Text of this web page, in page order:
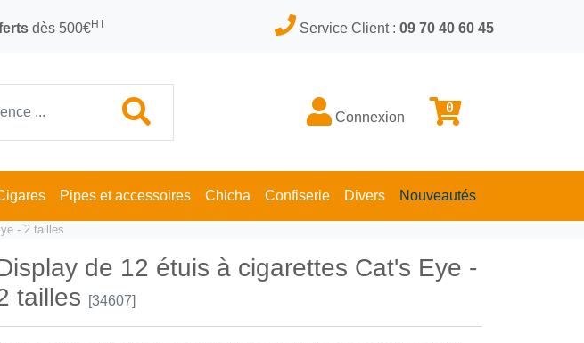
dès 500€HT Service Client : 09 70 40 60 45
Connexion
0
Pipes et accessoires Chicha Confiserie Divers Nouveautés
- 2 tailles
de 12 étuis à cigarettes Cat's Eye -
tailles
[34607]